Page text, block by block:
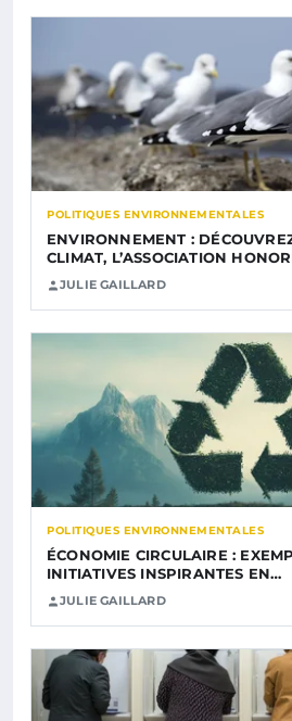
POLITIQUES ENVIRONNEMENTALES
ENVIRONNEMENT :
CLIMAT, L’ASSOCIATION
JULIE GAILLARD
POLITIQUES ENVIRONNEMENTALES
ÉCONOMIE CIRCULAIRE :
INITIATIVES INSPIRANTES EN…
JULIE GAILLARD